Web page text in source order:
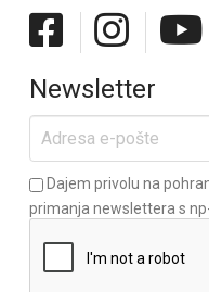
Newsletter
Dajem privolu na
primanja newslettera s